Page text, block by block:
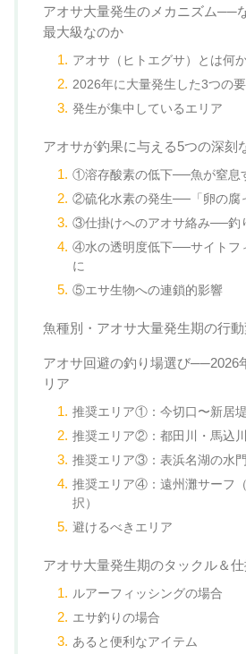
アオサ大量発生のメカニズム──
最大級なのか
アオサ（ヒトエグサ）とは何
2026年に大量発生した3つの要
発生が集中しているエリア
アオサが釣果に与える5つの深刻
①溶存酸素の低下──魚が窒息
②硫化水素の発生──「卵の腐
③仕掛けへのアオサ絡み──釣
④水の透明度低下──サイトフ
に
⑤エサ生物への連鎖的影響
魚種別・アオサ大量発生期の行
アオサ回避の釣り場選び──2026
リア
推奨エリア①：今切口〜新居堤
推奨エリア②：都田川・馬込
推奨エリア③：表浜名湖の水
推奨エリア④：遠州灘サーフ
択）
避けるべきエリア
アオサ大量発生期のタックル＆
ルアーフィッシングの場合
エサ釣りの場合
あると便利なアイテム